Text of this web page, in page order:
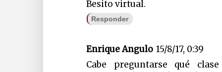
Besito virtual.
Responder
Enrique Angulo 15/8/17, 0:39
Cabe preguntarse qué